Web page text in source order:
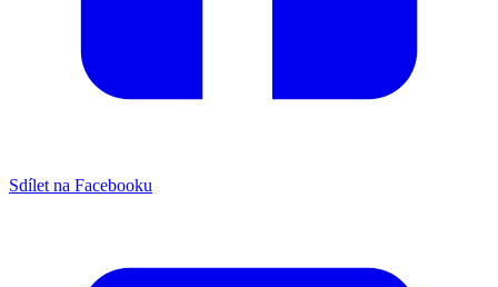
Sdílet na Facebooku